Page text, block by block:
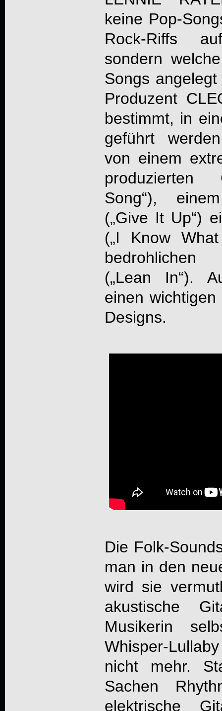
keine Pop-
Rock-Riffs
sondern
Songs
Produzent
bestimmt, in
geführt
von einem
produzierten
Song“),
(„Give It Up“)
(„I Know
bedrohlichen
(„Lean In“).
einen
Designs.
Die Folk-
man in den
wird sie
akustische
Musikerin
Whisper-
nicht mehr.
Sachen
elektrische